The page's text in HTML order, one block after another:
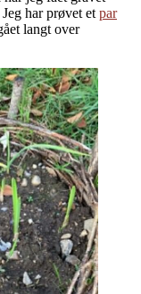
har prøvet et par
langt over